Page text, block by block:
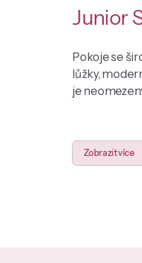
Junior
Pokoje se
lůžky,
je
Zobrazit více